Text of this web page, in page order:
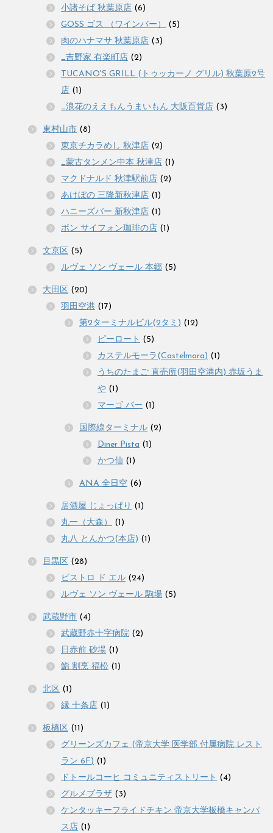
小諸そば 秋葉原店 (6)
GOSS ゴス （ワインバー）
(5)
肉のハナマサ 秋葉原店 (3)
_吉野家 有楽町店 (2)
TUCANO'S GRILL (トゥッカーノ グリル) 秋葉原2号
店 (1)
_浪花のええもんうまいもん 大阪百貨店 (3)
東村山市 (8)
東京チカラめし 秋津店 (2)
_蒙古タンメン中本 秋津店 (1)
マクドナルド 秋津駅前店 (2)
あけぼの 三隆新秋津店 (1)
ハニーズバー 新秋津店 (1)
ボン サイフォン珈琲の店 (1)
文京区 (5)
ルヴェ ソン ヴェール 本郷 (5)
大田区 (20)
羽田空港 (17)
第2ターミナルビル(2タミ) (12)
ピーロート (5)
カステルモーラ(Castelmora) (1)
うちのたまご 直売所(羽田空港内) 赤坂うま
や (1)
マーゴ バー (1)
国際線ターミナル (2)
Diner Pista (1)
かつ仙 (1)
ANA 全日空 (6)
居酒屋 じょっぱり (1)
丸一（大森）
(1)
丸八 とんかつ(本店) (1)
目黒区 (28)
ビストロ ド エル (24)
ルヴェ ソン ヴェール 駒場 (5)
武蔵野市 (4)
武蔵野赤十字病院 (2)
日赤前 砂場 (1)
鮨 割烹 福松 (1)
北区 (1)
縁 十条店 (1)
板橋区 (11)
グリーンズカフェ (帝京大学 医学部 付属病院 レスト
ラン 6F) (1)
ドトールコーヒ コミュニティストリート (4)
グルメプラザ (3)
ケンタッキーフライドチキン 帝京大学板橋キャンパ
ス店 (1)